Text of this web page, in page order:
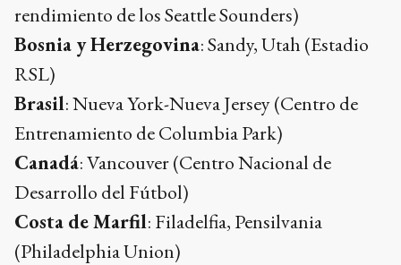
rendimiento de los Seattle Sounders)
Bosnia y Herzegovina: Sandy, Utah (Estadio
RSL)
Brasil: Nueva York-Nueva Jersey (Centro de
Entrenamiento de Columbia Park)
Canadá: Vancouver (Centro Nacional de
Desarrollo del Fútbol)
Costa de Marfil: Filadelfia, Pensilvania
(Philadelphia Union)